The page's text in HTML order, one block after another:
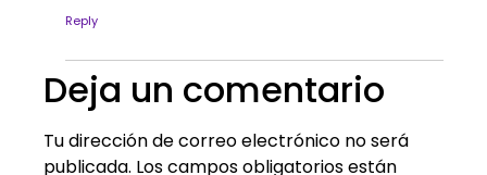
Reply
Deja un comentario
Tu dirección de correo electrónico no será
publicada. Los campos obligatorios están